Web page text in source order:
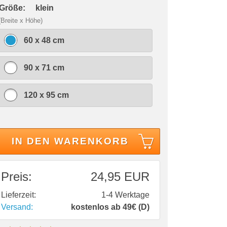
klein
x Höhe)
60 x 48 cm
90 x 71 cm
120 x 95 cm
IN DEN WARENKORB
Preis: 24,95 EUR
Lieferzeit:
1-4 Werktage
Versand:
kostenlos ab 49€ (D)